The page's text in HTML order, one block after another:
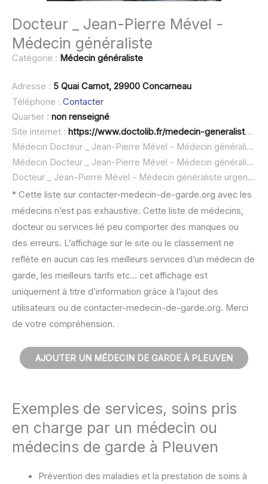
Docteur _ Jean-Pierre Mével -
Médecin généraliste
Catégorie : Médecin généraliste
Adresse : 5 Quai Carnot, 29900 Concarneau
Téléphone : Contacter
Quartier : non renseigné
Site internet : https://www.doctolib.fr/medecin-generaliste/concarneau/jean-pierre-mevel
Médecin Docteur _ Jean-Pierre Mével - Médecin généraliste à domicile :
Médecin Docteur _ Jean-Pierre Mével - Médecin généraliste ouvert dimanche :
Docteur _ Jean-Pierre Mével - Médecin généraliste urgence à domicile ou SOS médecin :
* Cette liste sur contacter-medecin-de-garde.org avec les
médecins n’est pas exhaustive. Cette liste de médecins,
docteur ou services lié peu comporter des manques ou
des erreurs. L’affichage sur le site ou le classement ne
reflète en aucun cas les meilleurs services d’un médecin de
garde, les meilleurs tarifs etc… cet affichage est
uniquement à titre d’information grâce à l’ajout des
utilisateurs ou de contacter-medecin-de-garde.org. Merci
de votre compréhension.
AJOUTER UN MÉDECIN DE GARDE À PLEUVEN
Exemples de services, soins pris
en charge par un médecin ou
médecins de garde à Pleuven
Prévention des maladies et la prestation de soins à